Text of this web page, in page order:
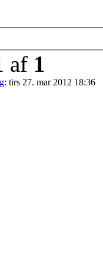
af 1
: tirs 27. mar 2012 18:36